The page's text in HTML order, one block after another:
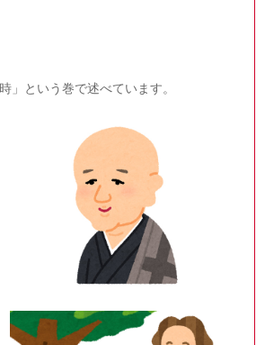
」という巻で述べています。